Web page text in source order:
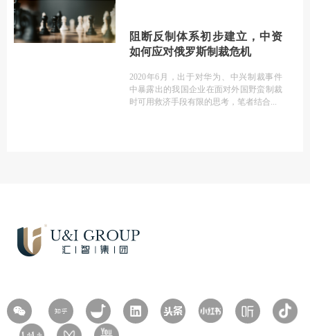
阻断反制体系初步建立，中资
如何应对俄罗斯制裁危机
2020年6月，出于对华为、中兴制裁事件
中暴露出的我国企业在面对外国野蛮制裁
时可用救济手段有限的思考，笔者结合